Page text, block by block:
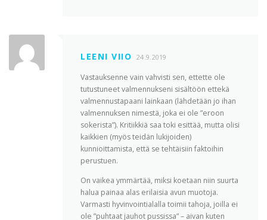
LEENI VIIO 24.9.2019
Vastauksenne vain vahvisti sen, ettette ole
tutustuneet valmennukseni sisältöön ettekä
valmennustapaani lainkaan (lähdetään jo ihan
valmennuksen nimestä, joka ei ole ”eroon
sokerista”). Kritiikkiä saa toki esittää, mutta olisi
kaikkien (myös teidän lukijoiden)
kunnioittamista, että se tehtäisiin faktoihin
perustuen.
On vaikea ymmärtää, miksi koetaan niin suurta
halua painaa alas erilaisia avun muotoja.
Varmasti hyvinvointialalla toimii tahoja, joilla ei
ole ”puhtaat jauhot pussissa” – aivan kuten